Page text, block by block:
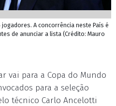
A concorrência neste País é
de anunciar a lista (Crédito: Mauro
vai para a Copa do Mundo
para a seleção
técnico Carlo Ancelotti